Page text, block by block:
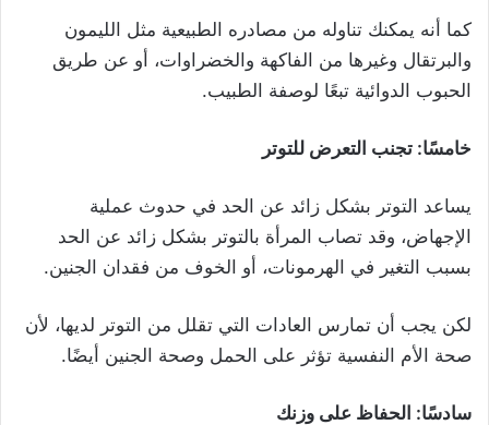
كما أنه يمكنك تناوله من مصادره الطبيعية مثل الليمون
والبرتقال وغيرها من الفاكهة والخضراوات، أو عن طريق
الحبوب الدوائية تبعًا لوصفة الطبيب.
خامسًا: تجنب التعرض للتوتر
يساعد التوتر بشكل زائد عن الحد في حدوث عملية
الإجهاض، وقد تصاب المرأة بالتوتر بشكل زائد عن الحد
بسبب التغير في الهرمونات، أو الخوف من فقدان الجنين.
لكن يجب أن تمارس العادات التي تقلل من التوتر لديها، لأن
صحة الأم النفسية تؤثر على الحمل وصحة الجنين أيضًا.
سادسًا: الحفاظ على وزنك